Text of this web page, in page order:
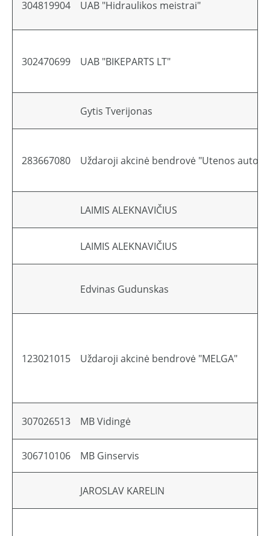
304819904 UAB "Hidraulikos meistrai"
302470699 UAB "BIKEPARTS LT"
Gytis Tverijonas
283667080 Uždaroji akcinė bendrovė "Utenos
LAIMIS ALEKNAVIČIUS
LAIMIS ALEKNAVIČIUS
Edvinas Gudunskas
123021015 Uždaroji akcinė bendrovė "MELGA"
307026513 MB Vidingė
306710106 MB Ginservis
JAROSLAV KARELIN